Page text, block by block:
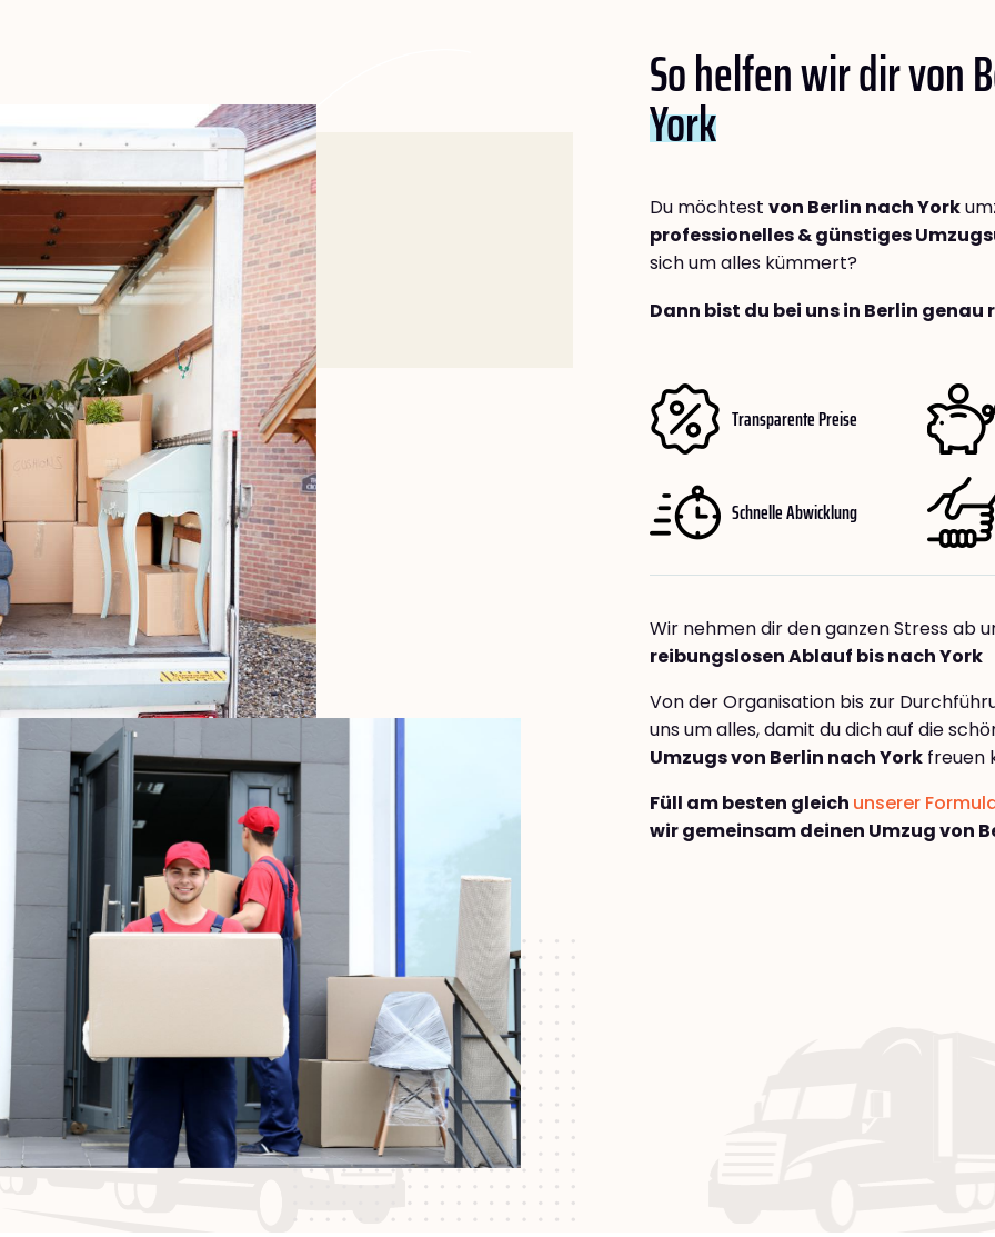
So helfen wir dir von
York
Du möchtest von Berlin nach York
professionelles & günstiges
sich um alles kümmert?
Dann bist du bei uns in Berlin
Transparente Preise
Schnelle Abwicklung
Wir nehmen dir den ganzen Stress ab
reibungslosen Ablauf bis nach York
Von der Organisation bis zur
uns um alles, damit du dich auf die
Umzugs von Berlin nach York freuen
Füll am besten gleich unserer
wir gemeinsam deinen Umzug von